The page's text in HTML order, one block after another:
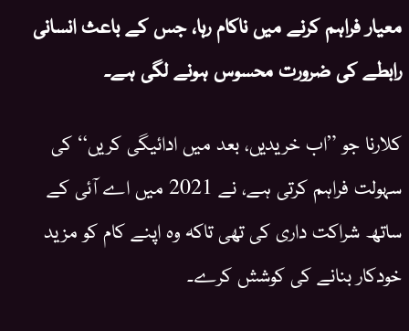
معیار فراہم کرنے میں ناکام رہا، جس کے باعث انسانی
رابطے کی ضرورت محسوس ہونے لگی ہے۔
کلارنا جو ”اب خریدیں، بعد میں ادائیگی کریں“ کی
سہولت فراہم کرتی ہے، نے 2021 میں اے آئی کے
ساتھ شراکت داری کی تھی تاکہ وہ اپنے کام کو مزید
خودکار بنانے کی کوشش کرے۔